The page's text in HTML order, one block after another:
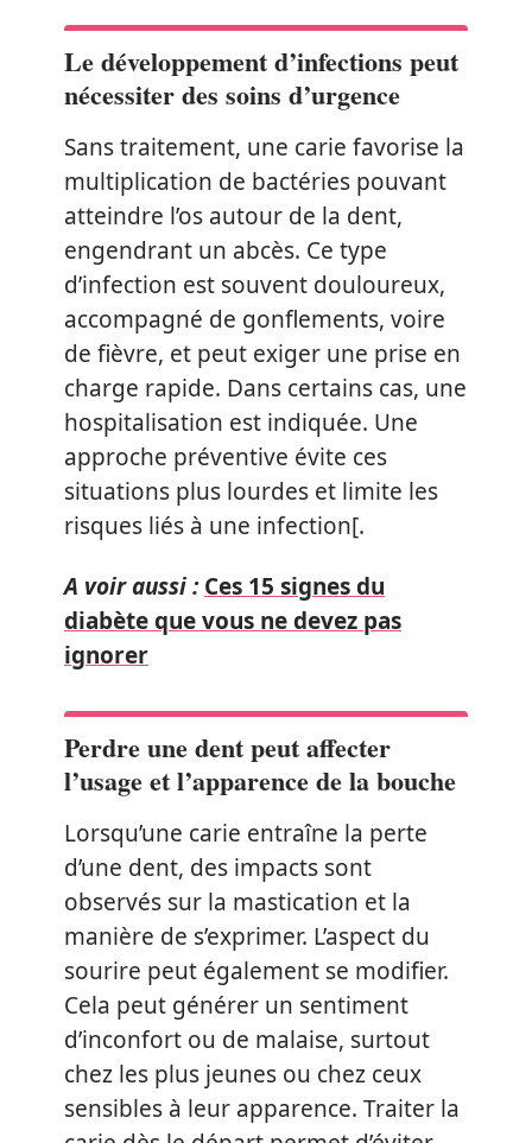
Le développement d’infections peut
nécessiter des soins d’urgence
Sans traitement, une carie favorise la
multiplication de bactéries pouvant
atteindre l’os autour de la dent,
engendrant un abcès. Ce type
d’infection est souvent douloureux,
accompagné de gonflements, voire
de fièvre, et peut exiger une prise en
charge rapide. Dans certains cas, une
hospitalisation est indiquée. Une
approche préventive évite ces
situations plus lourdes et limite les
risques liés à une infection[.
A voir aussi : Ces 15 signes du
diabète que vous ne devez pas
ignorer
Perdre une dent peut affecter
l’usage et l’apparence de la bouche
Lorsqu’une carie entraîne la perte
d’une dent, des impacts sont
observés sur la mastication et la
manière de s’exprimer. L’aspect du
sourire peut également se modifier.
Cela peut générer un sentiment
d’inconfort ou de malaise, surtout
chez les plus jeunes ou chez ceux
sensibles à leur apparence. Traiter la